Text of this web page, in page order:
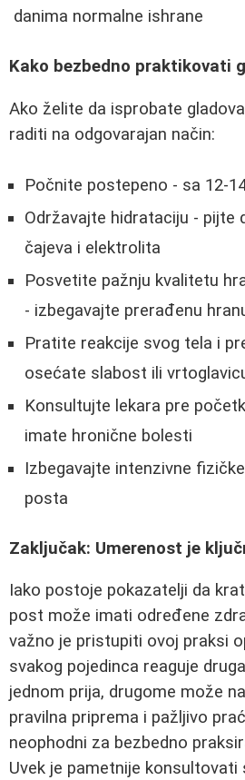
danima normalne ishrane
Kako bezbedno praktikovati
Ako želite da isprobate
raditi na odgovarajan način:
Počnite postepeno - sa 12-
Održavajte hidrataciju - pijte
čajeva i elektrolita
Posvetite pažnju kvalitetu
- izbegavajte prerađenu
Pratite reakcije svog tela i
osećate slabost ili
Konsultujte lekara pre
imate hronične bolesti
Izbegavajte intenzivne
posta
Zaključak: Umerenost je
Iako postoje pokazatelji da
post može imati određene
važno je pristupiti ovoj praksi
svakog pojedinca reaguje
jednom prija, drugome može
pravilna priprema i pažljivo
neophodni za bezbedno
Uvek je pametnije konsultovati